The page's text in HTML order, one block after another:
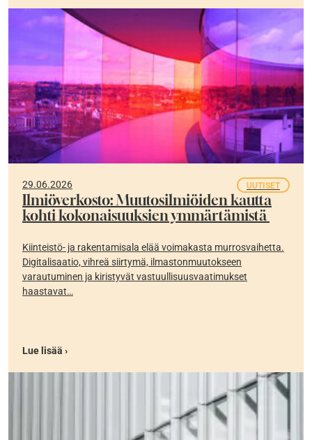
29.06.2026 UUTISET
Ilmiöverkosto: Muutosilmiöiden kautta
kohti kokonaisuuksien ymmärtämistä
Kiinteistö- ja rakentamisala elää voimakasta murrosvaihetta.
Digitalisaatio, vihreä siirtymä, ilmastonmuutokseen
varautuminen ja kiristyvät vastuullisuusvaatimukset
haastavat…
Lue lisää ›